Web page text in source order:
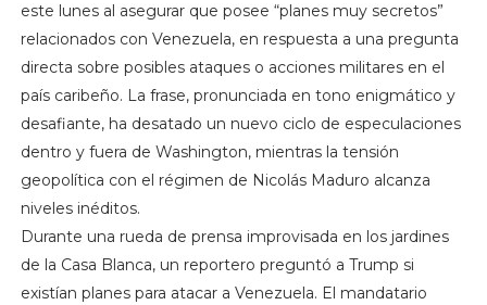
este lunes al asegurar que posee “planes muy secretos”
relacionados con Venezuela, en respuesta a una pregunta
directa sobre posibles ataques o acciones militares en el
país caribeño. La frase, pronunciada en tono enigmático y
desafiante, ha desatado un nuevo ciclo de especulaciones
dentro y fuera de Washington, mientras la tensión
geopolítica con el régimen de Nicolás Maduro alcanza
niveles inéditos.
Durante una rueda de prensa improvisada en los jardines
de la Casa Blanca, un reportero preguntó a Trump si
existían planes para atacar a Venezuela. El mandatario